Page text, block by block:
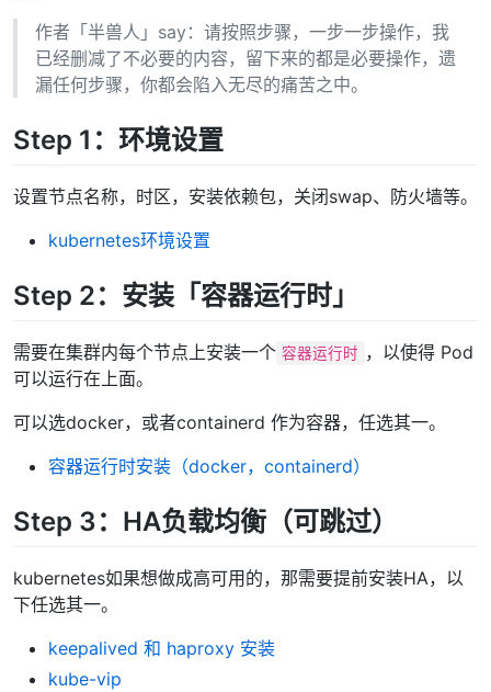
作者「半兽人」say：请按照步骤，一步一步操作，我
已经删减了不必要的内容，留下来的都是必要操作，遗
漏任何步骤，你都会陷入无尽的痛苦之中。
Step 1：环境设置
设置节点名称，时区，安装依赖包，关闭swap、防火墙等。
kubernetes环境设置
Step 2：安装「容器运行时」
需要在集群内每个节点上安装一个 容器运行时 ，以使得 Pod
可以运行在上面。
可以选docker，或者containerd 作为容器，任选其一。
容器运行时安装（docker，containerd）
Step 3：HA负载均衡（可跳过）
kubernetes如果想做成高可用的，那需要提前安装HA，以
下任选其一。
keepalived 和 haproxy 安装
kube-vip